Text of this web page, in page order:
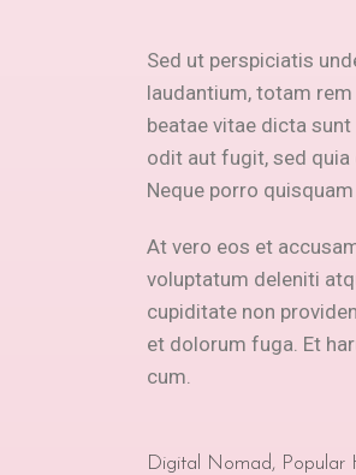
Sed ut perspiciatis
laudantium, totam
beatae vitae dicta
odit aut fugit, sed
Neque porro
At vero eos et
voluptatum deleniti
cupiditate non
et dolorum fuga. Et
cum.
Digital Nomad, Popular